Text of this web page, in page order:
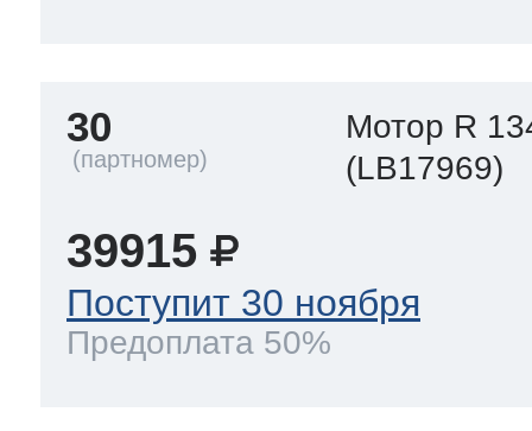
30
Мотор R
(LB17969)
39915
Поступит 30 ноября
Предоплата 50%